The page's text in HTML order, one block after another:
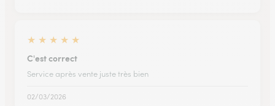
★ ★ ★ ★ ★
C'est correct
Service après vente juste très bien
02/03/2026